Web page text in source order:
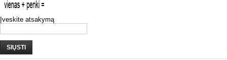
Įveskite atsakymą
SIŲSTI